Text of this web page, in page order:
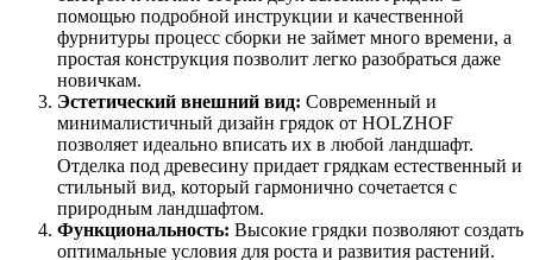
помощью подробной инструкции и качественной
фурнитуры процесс сборки не займет много времени, а
простая конструкция позволит легко разобраться даже
новичкам.
Эстетический внешний вид: Современный и
минималистичный дизайн грядок от HOLZHOF
позволяет идеально вписать их в любой ландшафт.
Отделка под древесину придает грядкам естественный и
стильный вид, который гармонично сочетается с
природным ландшафтом.
Функциональность: Высокие грядки позволяют создать
оптимальные условия для роста и развития растений.